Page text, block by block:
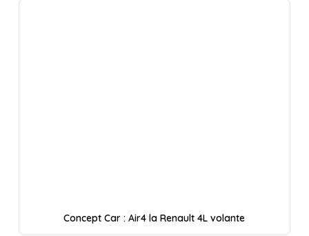
Concept Car : Air4 la Renault 4L volante